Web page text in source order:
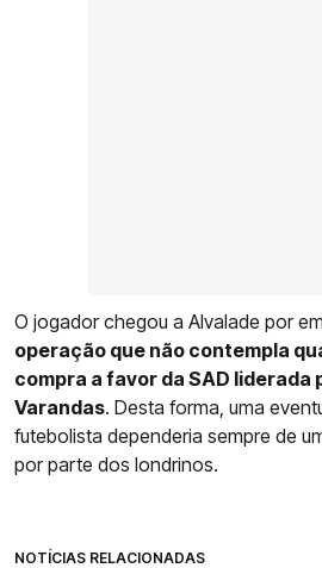
O jogador chegou a Alvalade por
operação que não contempla
compra a favor da SAD liderada
Varandas. Desta forma, uma
futebolista dependeria sempre de
por parte dos londrinos.
NOTÍCIAS RELACIONADAS